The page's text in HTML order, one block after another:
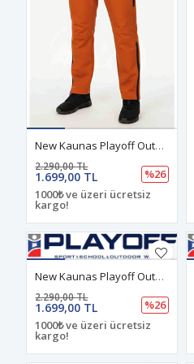
New Kaunas Playoff Outdoor Kışlık Pantolon Turuncu
1.699,00 TL
2.290,00 TL
%26
1000₺ ve üzeri ücretsiz
kargo!
New Kaunas Playoff Outdoor Kışlık Pantolon Haki
1.699,00 TL
2.290,00 TL
%26
1000₺ ve üzeri ücretsiz
kargo!